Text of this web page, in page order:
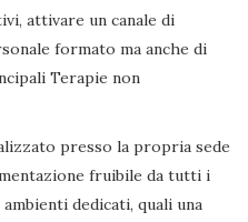
attivare un canale di
formato ma anche di
Terapie non
presso la propria sede
fruibile da tutti i
dedicati, quali una